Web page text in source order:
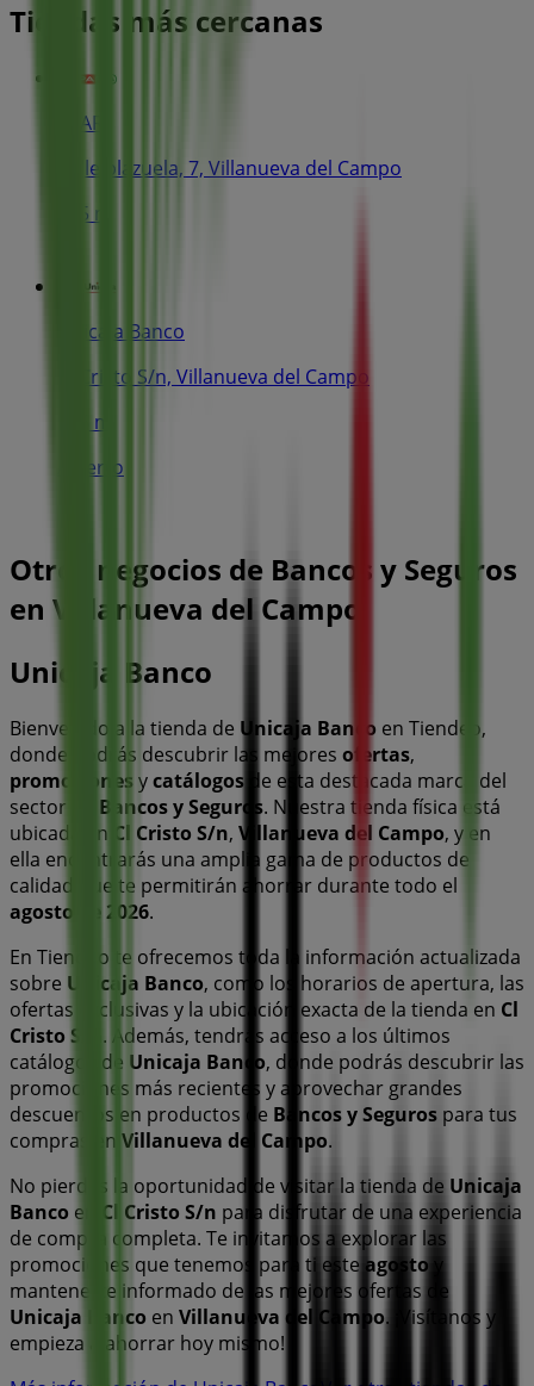
Tiendas más cercanas
SPAR
Calle plazuela, 7, Villanueva del Campo
135 m
Unicaja Banco
Cl Cristo S/n, Villanueva del Campo
166 m
Abierto
Otros negocios de Bancos y Seguros
en Villanueva del Campo
Unicaja Banco
Bienvenido a la tienda de Unicaja Banco en Tiendeo,
donde podrás descubrir las mejores ofertas,
promociones ycatálogos de esta destacada marca del
sector de Bancos y Seguros. Nuestra tienda física está
ubicada en Cl Cristo S/n, Villanueva del Campo, y en
ella encontrarás una amplia gama de productos de
calidad que te permitirán ahorrar durante todo el
agosto de 2026.
En Tiendeo te ofrecemos toda la información actualizada
sobre Unicaja Banco, como los horarios de apertura, las
ofertas exclusivas y la ubicación exacta de la tienda en Cl
Cristo S/n . Además, tendrás acceso a los últimos
catálogos de Unicaja Banco, donde podrás descubrir las
promociones más recientes y aprovechar grandes
descuentos en productos de Bancos y Seguros para tus
compras en Villanueva del Campo.
No pierdas la oportunidad de visitar la tienda de Unicaja
Banco en Cl Cristo S/n para disfrutar de una experiencia
de compra completa. Te invitamos a explorar las
promociones que tenemos para ti este agosto y
mantenerte informado de las mejores ofertas de
Unicaja Banco en Villanueva del Campo. ¡Visítanos y
empieza a ahorrar hoy mismo!